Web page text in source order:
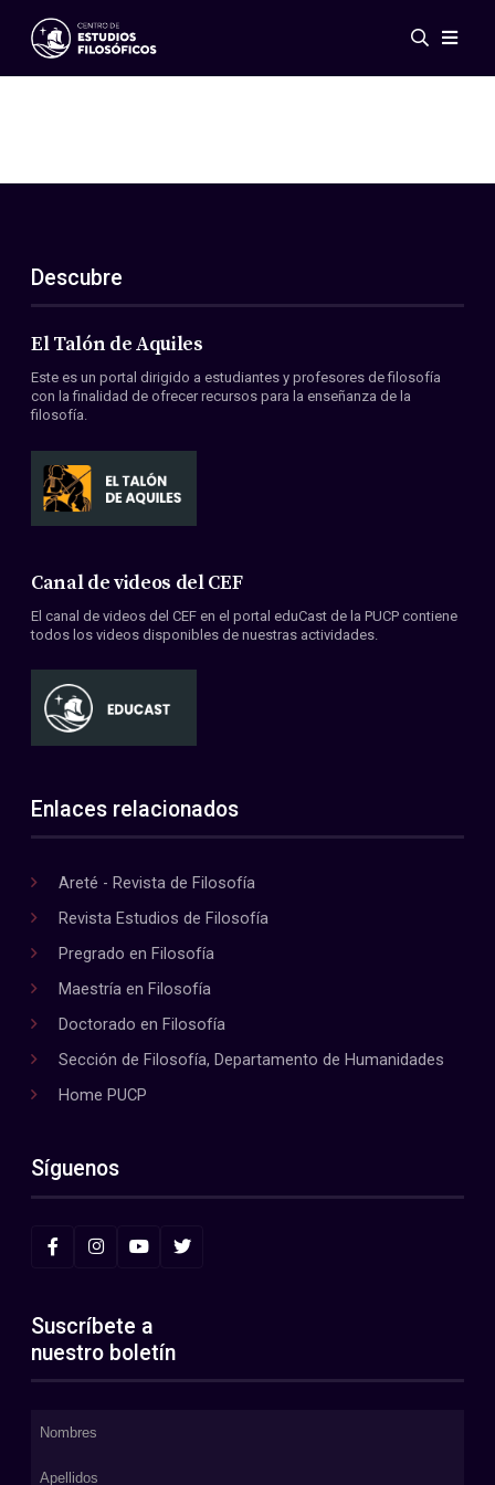
Eventos
ES
EN
Acerca de nosotros
Miembros
Convenios
Descubre
El Talón de Aquiles
Este es un portal dirigido a estudiantes y profesores de filosofía
con la finalidad de ofrecer recursos para la enseñanza de la
filosofía.
Canal de videos del CEF
El canal de videos del CEF en el portal eduCast de la PUCP contiene
todos los videos disponibles de nuestras actividades.
Enlaces relacionados
Areté - Revista de Filosofía
Revista Estudios de Filosofía
Pregrado en Filosofía
Maestría en Filosofía
Doctorado en Filosofía
Sección de Filosofía, Departamento de Humanidades
Home PUCP
Síguenos
Suscríbete a
nuestro boletín